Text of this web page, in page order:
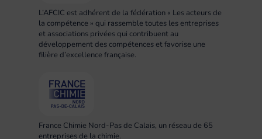
L’AFCIC est adhérent de la fédération « Les acteurs de
la compétence » qui rassemble toutes les entreprises
et associations privées qui contribuent au
développement des compétences et favorise une
filière d’excellence française.
France Chimie Nord-Pas de Calais, un réseau de 65
entreprises de la chimie.